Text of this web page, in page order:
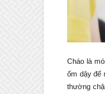
Cháo là
ốm dậy để
thường